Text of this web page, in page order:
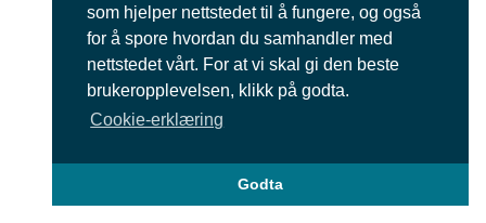
som hjelper nettstedet til å fungere, og også
for å spore hvordan du samhandler med
nettstedet vårt. For at vi skal gi den beste
brukeropplevelsen, klikk på godta.
Cookie-erklæring
Godta